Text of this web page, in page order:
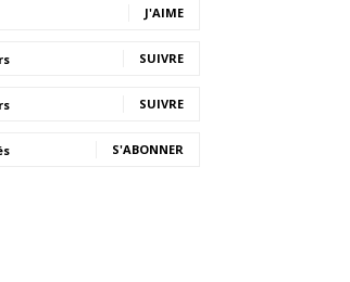
J'AIME
SUIVRE
SUIVRE
S'ABONNER